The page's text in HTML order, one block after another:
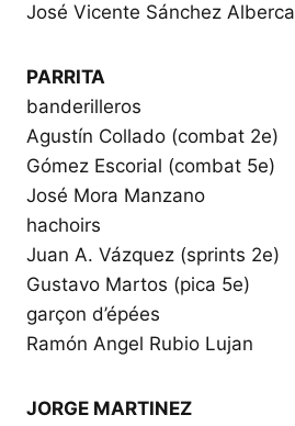
José Vicente Sánchez Alberca
PARRITA
banderilleros
Agustín Collado (combat 2e)
Gómez Escorial (combat 5e)
José Mora Manzano
hachoirs
Juan A. Vázquez (sprints 2e)
Gustavo Martos (pica 5e)
garçon d’épées
Ramón Angel Rubio Lujan
JORGE MARTINEZ